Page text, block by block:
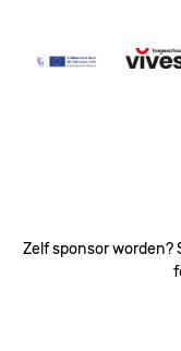
Image
Zelf sponsor